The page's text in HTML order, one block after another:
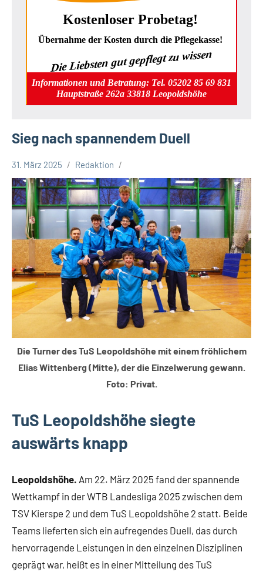
Kostenloser Probetag!
Übernahme der Kosten durch die Pflegekasse!
Die Liebsten gut gepflegt zu wissen
Informationen und Betratung: Tel. 05202 85 69 831
Hauptstraße 262a 33818 Leopoldshöhe
Sieg nach spannendem Duell
Sport
31. März 2025 Redaktion
Die Turner des TuS Leopoldshöhe mit einem fröhlichem
Elias Wittenberg (Mitte), der die Einzelwerung gewann.
Foto: Privat.
TuS Leopoldshöhe siegte
auswärts knapp
Leopoldshöhe. Am 22. März 2025 fand der spannende
Wettkampf in der WTB Landesliga 2025 zwischen dem
TSV Kierspe 2 und dem TuS Leopoldshöhe 2 statt. Beide
Teams lieferten sich ein aufregendes Duell, das durch
hervorragende Leistungen in den einzelnen Disziplinen
geprägt war, heißt es in einer Mitteilung des TuS